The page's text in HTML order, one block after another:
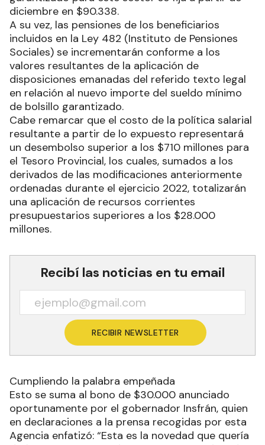
diciembre en $90.338.
A su vez, las pensiones de los beneficiarios
incluidos en la Ley 482 (Instituto de Pensiones
Sociales) se incrementarán conforme a los
valores resultantes de la aplicación de
disposiciones emanadas del referido texto legal
en relación al nuevo importe del sueldo mínimo
de bolsillo garantizado.
Cabe remarcar que el costo de la política salarial
resultante a partir de lo expuesto representará
un desembolso superior a los $710 millones para
el Tesoro Provincial, los cuales, sumados a los
derivados de las modificaciones anteriormente
ordenadas durante el ejercicio 2022, totalizarán
una aplicación de recursos corrientes
presupuestarios superiores a los $28.000
millones.
Recibí las noticias en tu email
RECIBIR NEWSLETTER
Cumpliendo la palabra empeñada
Esto se suma al bono de $30.000 anunciado
oportunamente por el gobernador Insfrán, quien
en declaraciones a la prensa recogidas por esta
Agencia enfatizó: “Esta es la novedad que quería